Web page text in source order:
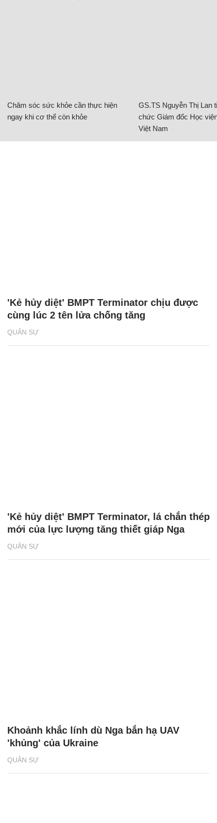
Chăm sóc sức khỏe cần thực hiện
ngay khi cơ thể còn khỏe
GS.TS Nguyễn Thị Lan
chức Giám đốc Học
Việt Nam
QUÂN SỰ
'Kẻ hủy diệt' BMPT Terminator chịu được
cùng lúc 2 tên lửa chống tăng
QUÂN SỰ
'Kẻ hủy diệt' BMPT Terminator, lá chắn thép
mới của lực lượng tăng thiết giáp Nga
QUÂN SỰ
Khoảnh khắc lính dù Nga bắn hạ UAV
'khủng' của Ukraine